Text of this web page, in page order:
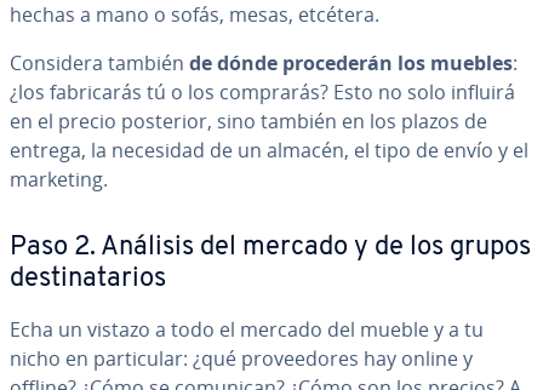
hechas a mano o sofás, mesas, etcétera.
Considera también de dónde pro­ce­de­rán los muebles:
¿los fa­bri­ca­rás tú o los comprarás? Esto no solo influirá
en el precio posterior, sino también en los plazos de
entrega, la necesidad de un almacén, el tipo de envío y el
marketing.
Paso 2. Análisis del mercado y de los grupos
de­s­ti­na­ta­rios
Echa un vistazo a todo el mercado del mueble y a tu
nicho en pa­r­ti­cu­lar: ¿qué pro­vee­do­res hay online y